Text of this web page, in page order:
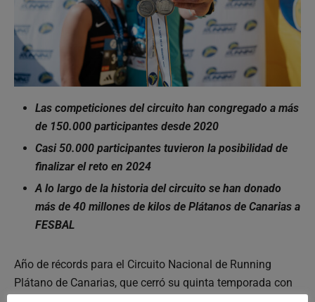
Las competiciones del circuito han congregado a más
de 150.000 participantes desde 2020
Casi 50.000 participantes tuvieron la posibilidad de
finalizar el reto en 2024
A lo largo de la historia del circuito se han donado
más de 40 millones de kilos de Plátanos de Canarias a
FESBAL
Año de récords para el Circuito Nacional de Running
Plátano de Canarias, que cerró su quinta temporada con